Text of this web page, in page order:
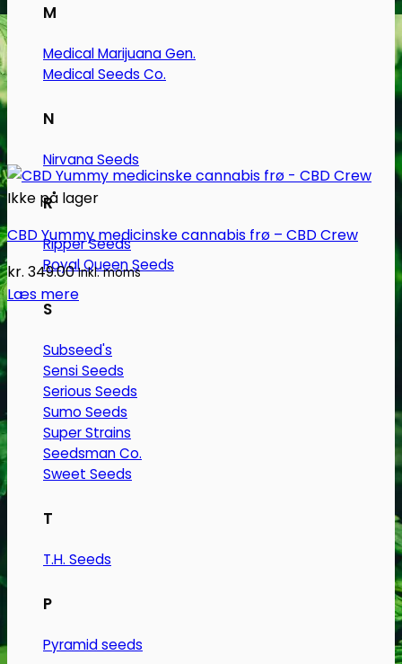
M
Medical Marijuana Gen.
Medical Seeds Co.
N
Nirvana Seeds
R
Ripper Seeds
Royal Queen Seeds
S
Subseed's
Sensi Seeds
Serious Seeds
Sumo Seeds
Super Strains
Seedsman Co.
Sweet Seeds
T
T.H. Seeds
P
Pyramid seeds
Ikke på lager
CBD Yummy medicinske cannabis frø – CBD Crew
kr. 349.00 Inkl. moms
Læs mere